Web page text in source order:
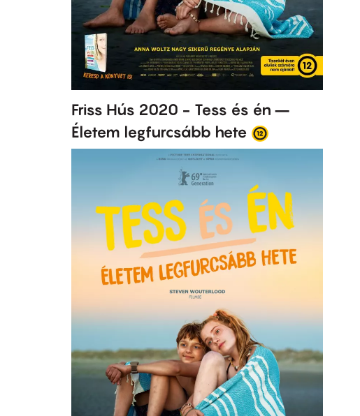
Friss Hús 2020 - Tess és én –
Életem legfurcsább hete